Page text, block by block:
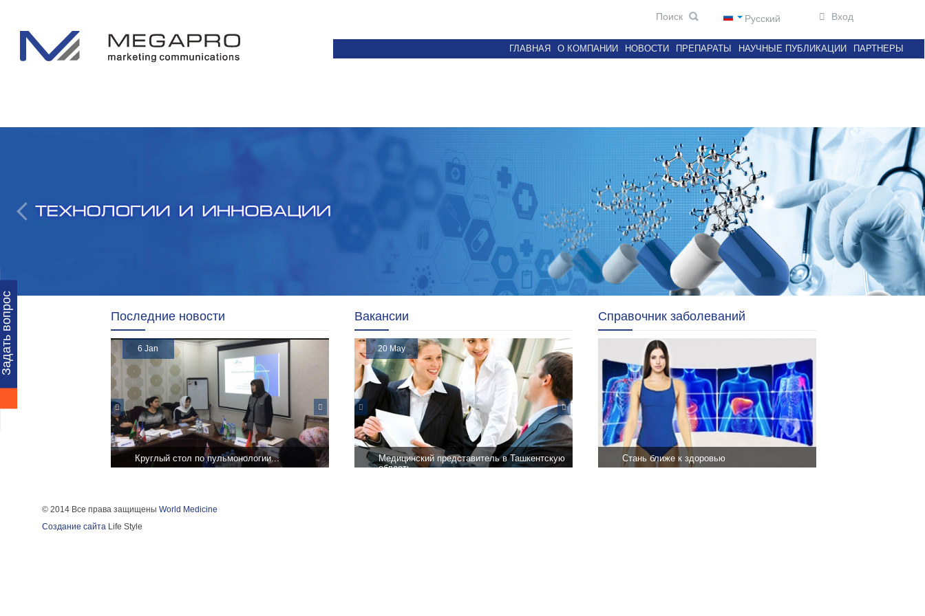
вопрос
Русский Вход
ГЛАВНАЯ О КОМПАНИИ НОВОСТИ ПРЕПАРАТЫ НАУЧНЫЕ ПУБЛИКАЦИИ ПАРТНЕРЫ
Последние новости
6 Jan
Круглый стол по пульмонологии...
пульмонологов,...
Вакансии
20 May
Медицинский представитель в Ташкентскую
область
Справочник заболеваний
Стань ближе к здоровью
© 2014 Все права защищены World Medicine
Создание сайтаLife Style